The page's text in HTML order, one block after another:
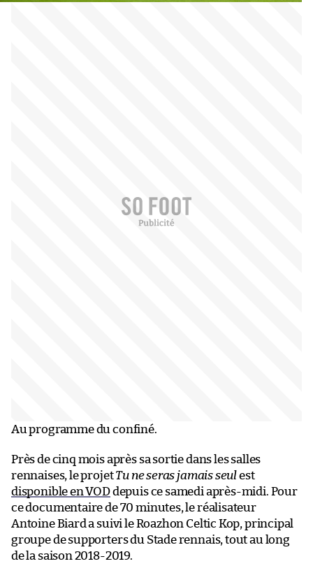
Au programme du confiné.
Près de cinq mois après sa sortie dans les salles
rennaises, le projetTu ne seras jamais seulest
disponible en VODdepuis ce samedi après-midi. Pour
ce documentaire de 70 minutes, le réalisateur
Antoine Biard a suivi le Roazhon Celtic Kop, principal
groupe de supporters du Stade rennais, tout au long
de la saison 2018-2019.